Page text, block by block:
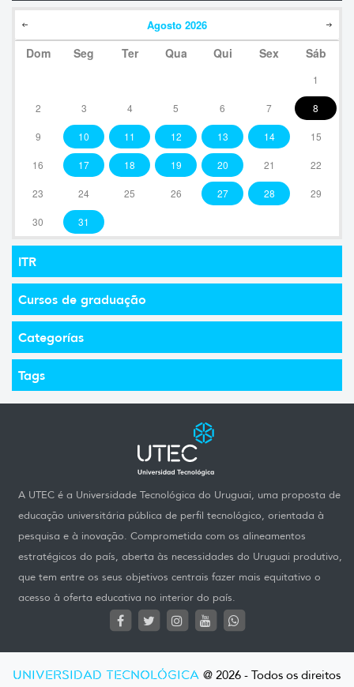
Agosto 2026
Dom Seg Ter Qua Qui Sex Sáb
1
2 3 4 5 6 7 8
9 10 11 12 13 14 15
16 17 18 19 20 21 22
23 24 25 26 27 28 29
30 31
ITR
Cursos de graduação
Categorías
Tags
A UTEC é a Universidade Tecnológica do Uruguai, uma proposta de
educação universitária pública de perfil tecnológico, orientada à
pesquisa e à inovação. Comprometida com os alineamentos
estratégicos do país, aberta às necessidades do Uruguai produtivo,
que tem entre os seus objetivos centrais fazer mais equitativo o
acesso à oferta educativa no interior do país.
UNIVERSIDAD TECNOLÓGICA @ 2026 - Todos os direitos